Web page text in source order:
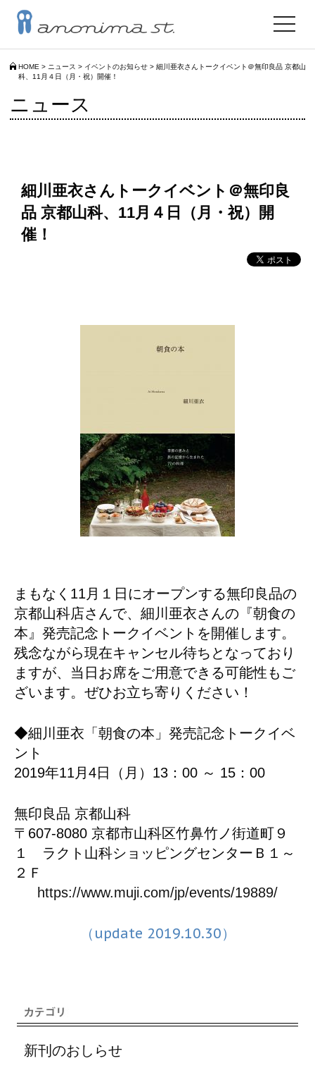
HOME > ニュース > イベントのお知らせ > 細川亜衣さんトークイベント＠無印良品 京都山
科、11月４日（月・祝）開催！
toggle
ニュース
細川亜衣さんトークイベント＠無印良
品 京都山科、11月４日（月・祝）開
催！
まもなく11月１日にオープンする無印良品の
京都山科店さんで、細川亜衣さんの『朝食の
本』発売記念トークイベントを開催します。
残念ながら現在キャンセル待ちとなっており
ますが、当日お席をご用意できる可能性もご
ざいます。ぜひお立ち寄りください！
◆細川亜衣「朝食の本」発売記念トークイベ
ント
2019年11月4日（月）13：00 ～ 15：00
無印良品 京都山科
〒607-8080 京都市山科区竹鼻竹ノ街道町９
１ ラクト山科ショッピングセンターＢ１～
２Ｆ
https://www.muji.com/jp/events/19889/
（update 2019.10.30）
新刊のおしらせ